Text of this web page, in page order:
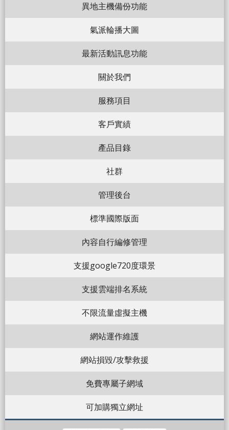
異地主機備份功能
氣派輪播大圖
最新活動訊息功能
關於我們
服務項目
客戶實績
產品目錄
社群
管理後台
標準國際版面
內容自行編修管理
支援google720度環景
支援雲端排名系統
不限流量虛擬主機
網站運作維護
網站損毀/攻擊救援
免費專屬子網域
可加購獨立網址